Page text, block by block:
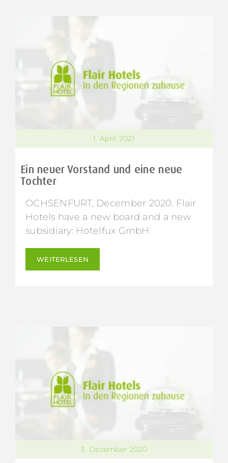
1. April 2021
Ein neuer Vorstand und eine neue
Tochter
OCHSENFURT, December 2020. Flair
Hotels have a new board and a new
subsidiary: Hotelfux GmbH.
WEITERLESEN
3. Dezember 2020